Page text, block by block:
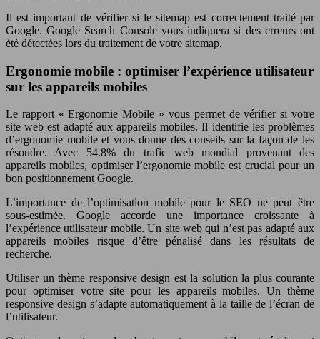
Il est important de vérifier si le sitemap est correctement traité par
Google. Google Search Console vous indiquera si des erreurs ont
été détectées lors du traitement de votre sitemap.
Ergonomie mobile : optimiser l’expérience utilisateur
sur les appareils mobiles
Le rapport « Ergonomie Mobile » vous permet de vérifier si votre
site web est adapté aux appareils mobiles. Il identifie les problèmes
d’ergonomie mobile et vous donne des conseils sur la façon de les
résoudre. Avec 54.8% du trafic web mondial provenant des
appareils mobiles, optimiser l’ergonomie mobile est crucial pour un
bon positionnement Google.
L’importance de l’optimisation mobile pour le SEO ne peut être
sous-estimée. Google accorde une importance croissante à
l’expérience utilisateur mobile. Un site web qui n’est pas adapté aux
appareils mobiles risque d’être pénalisé dans les résultats de
recherche.
Utiliser un thème responsive design est la solution la plus courante
pour optimiser votre site pour les appareils mobiles. Un thème
responsive design s’adapte automatiquement à la taille de l’écran de
l’utilisateur.